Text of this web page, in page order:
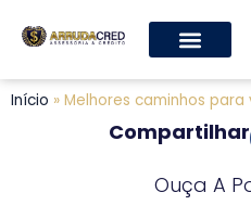
Início » Melhores caminhos
Compartilhar
Ouça A